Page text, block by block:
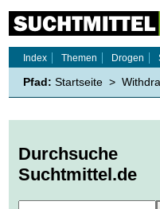
Index
Themen Drogen
Pfad: Startseite >
Durchsuche
Suchtmittel.de